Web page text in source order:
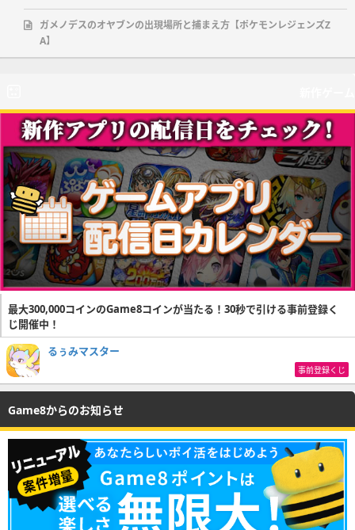
ガメノデスのオヤブンの出現場所と捕まえ方【ポケモンレジェンズZ
A】
最大300,000コインのGame8コインが当たる！30秒で引ける事前登録く
じ開催中！
るぅみマスター
事前登録くじ
Game8からのお知らせ